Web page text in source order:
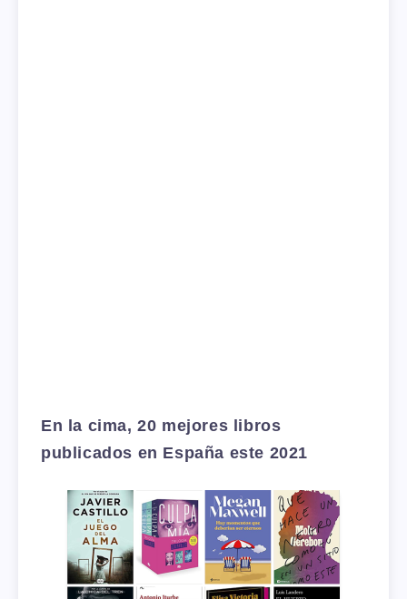
En la cima, 20 mejores libros
publicados en España este 2021